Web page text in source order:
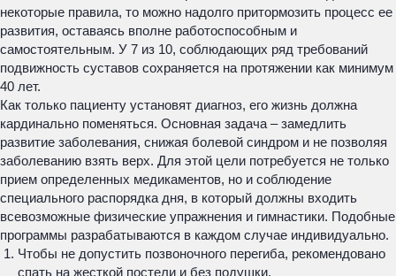
некоторые правила, то можно надолго притормозить процесс ее
развития, оставаясь вполне работоспособным и
самостоятельным. У 7 из 10, соблюдающих ряд требований
подвижность суставов сохраняется на протяжении как минимум
40 лет.
Как только пациенту установят диагноз, его жизнь должна
кардинально поменяться. Основная задача – замедлить
развитие заболевания, снижая болевой синдром и не позволяя
заболеванию взять верх. Для этой цели потребуется не только
прием определенных медикаментов, но и соблюдение
специального распорядка дня, в который должны входить
всевозможные физические упражнения и гимнастики. Подобные
программы разрабатываются в каждом случае индивидуально.
Чтобы не допустить позвоночного перегиба, рекомендовано
спать на жесткой постели и без подушки.